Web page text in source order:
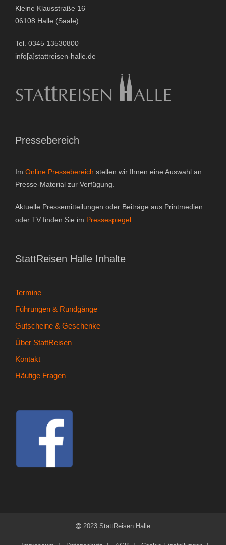
- Ausflüge & Touren
- Firmenangebote
- Weihnachtsangebote
Über StattReisen
- Inhaberin
- Kontakt
Kleine Klausstraße 16
06108 Halle (Saale)
Tel. 0345 13530800
info[a]stattreisen-halle.de
Pressebereich
Im Online Pressebereich stellen wir Ihnen eine Auswahl an
Presse-Material zur Verfügung.
Aktuelle Pressemitteilungen oder Beiträge aus Printmedien
oder TV finden Sie im Pressespiegel.
StattReisen Halle Inhalte
Termine
Führungen & Rundgänge
Gutscheine & Geschenke
Über StattReisen
Kontakt
Häufige Fragen
2023 StattReisen Halle